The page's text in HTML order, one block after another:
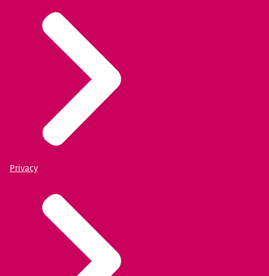
Privacy